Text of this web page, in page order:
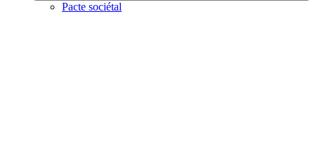
Pacte sociétal